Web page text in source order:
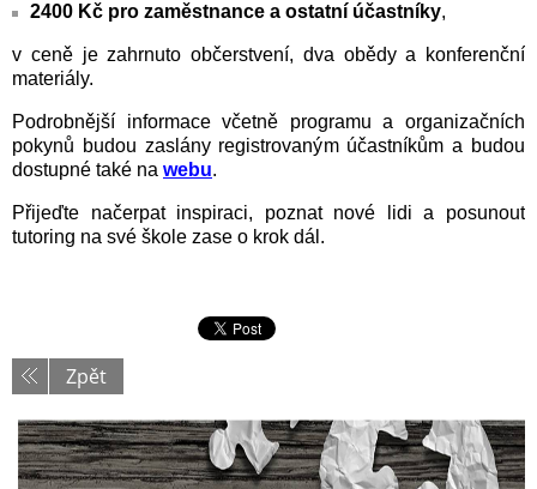
2400 Kč pro zaměstnance a ostatní účastníky,
v ceně je zahrnuto občerstvení, dva obědy a konferenční
materiály.
Podrobnější informace včetně programu a organizačních
pokynů budou zaslány registrovaným účastníkům a budou
dostupné také na webu.
Přijeďte načerpat inspiraci, poznat nové lidi a posunout
tutoring na své škole zase o krok dál.
Zpět